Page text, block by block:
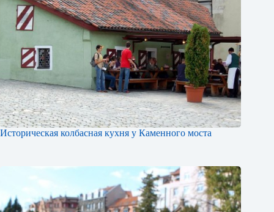
Историческая колбасная кухня у Каменного моста